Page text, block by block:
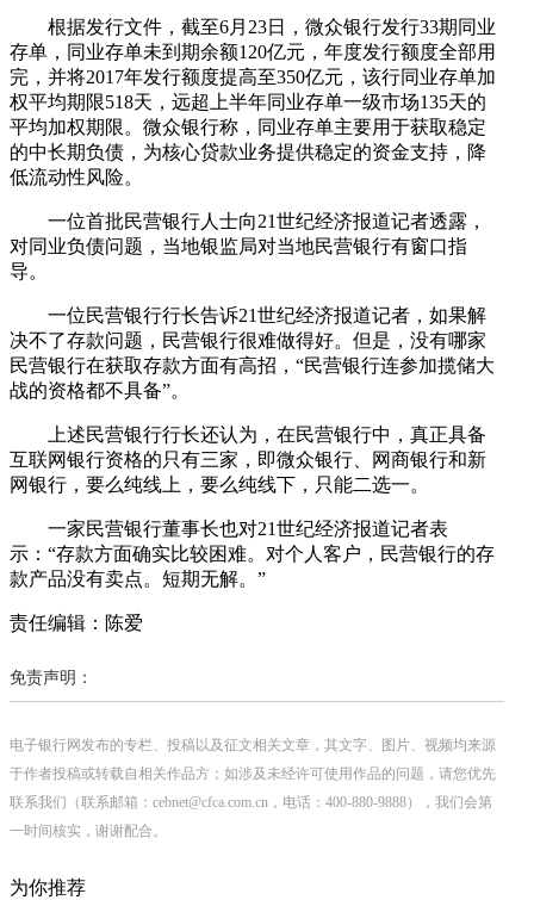
根据发行文件，截至6月23日，微众银行发行33期同业
存单，同业存单未到期余额120亿元，年度发行额度全部用
完，并将2017年发行额度提高至350亿元，该行同业存单加
权平均期限518天，远超上半年同业存单一级市场135天的
平均加权期限。微众银行称，同业存单主要用于获取稳定
的中长期负债，为核心贷款业务提供稳定的资金支持，降
低流动性风险。
一位首批民营银行人士向21世纪经济报道记者透露，
对同业负债问题，当地银监局对当地民营银行有窗口指
导。
一位民营银行行长告诉21世纪经济报道记者，如果解
决不了存款问题，民营银行很难做得好。但是，没有哪家
民营银行在获取存款方面有高招，“民营银行连参加揽储大
战的资格都不具备”。
上述民营银行行长还认为，在民营银行中，真正具备
互联网银行资格的只有三家，即微众银行、网商银行和新
网银行，要么纯线上，要么纯线下，只能二选一。
一家民营银行董事长也对21世纪经济报道记者表
示：“存款方面确实比较困难。对个人客户，民营银行的存
款产品没有卖点。短期无解。”
责任编辑：陈爱
免责声明：
电子银行网发布的专栏、投稿以及征文相关文章，其文字、图片、视频均来源
于作者投稿或转载自相关作品方；如涉及未经许可使用作品的问题，请您优先
联系我们（联系邮箱：cebnet@cfca.com.cn，电话：400-880-9888），我们会第
一时间核实，谢谢配合。
为你推荐